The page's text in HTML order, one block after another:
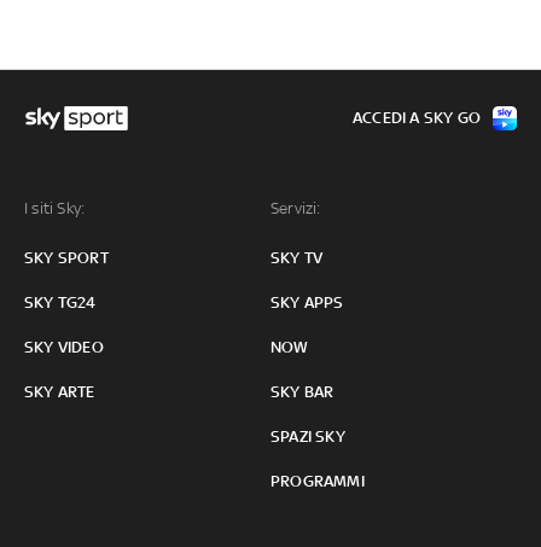
I siti Sky:
SKY SPORT
SKY TG24
SKY VIDEO
SKY ARTE
Servizi:
SKY TV
SKY APPS
NOW
SKY BAR
SPAZI SKY
PROGRAMMI
ACCEDI A SKY GO